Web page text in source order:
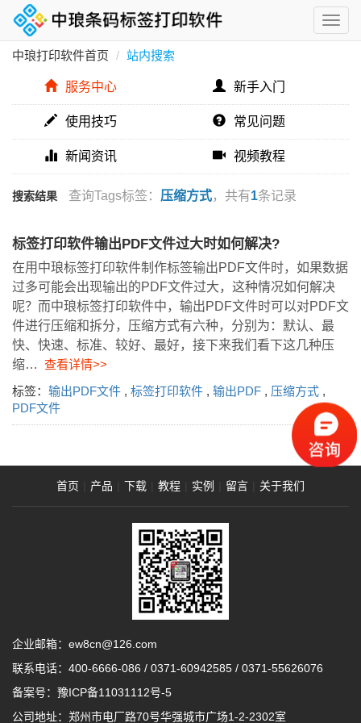
中琅打印软件首页 站内搜索
服务中心 新手入门
使用技巧 常见问题
新闻资讯 视频教程
搜索结果 查询Tags标签： 压缩方式，共有1条记录
标签打印软件输出PDF文件过大时如何解决?
在用中琅标签打印软件制作标签输出PDF文件时，如果数据
过多可能会出现输出的PDF文件过大，这种情况如何解决
呢？而中琅标签打印软件中，输出PDF文件时可以对PDF文
件进行压缩和拆分，压缩方式有六种，分别为：默认、最
快、快速、标准、较好、最好，接下来我们看下这几种压
缩… 查看详情>>
标签： 输出PDF文件 , 标签打印软件 , 输出PDF , 压缩方式 ,
PDF文件
首页 产品 下载 教程 实例 留言 关于我们
企业邮箱：ew8cn@126.com
联系电话： 400-6666-086 / 0371-60942585 / 0371-55626076
备案号： 豫ICP备11031112号-5
公司地址：郑州市电厂路70号华强城市广场1-2-2302室